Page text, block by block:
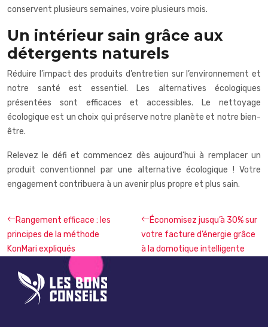
conservent plusieurs semaines, voire plusieurs mois.
Un intérieur sain grâce aux
détergents naturels
Réduire l’impact des produits d’entretien sur l’environnement et
notre santé est essentiel. Les alternatives écologiques
présentées sont efficaces et accessibles. Le nettoyage
écologique est un choix qui préserve notre planète et notre bien-
être.
Relevez le défi et commencez dès aujourd’hui à remplacer un
produit conventionnel par une alternative écologique ! Votre
engagement contribuera à un avenir plus propre et plus sain.
Rangement efficace : les
principes de la méthode
KonMari expliqués
Économisez jusqu’à 30% sur
votre facture d’énergie grâce
à la domotique intelligente